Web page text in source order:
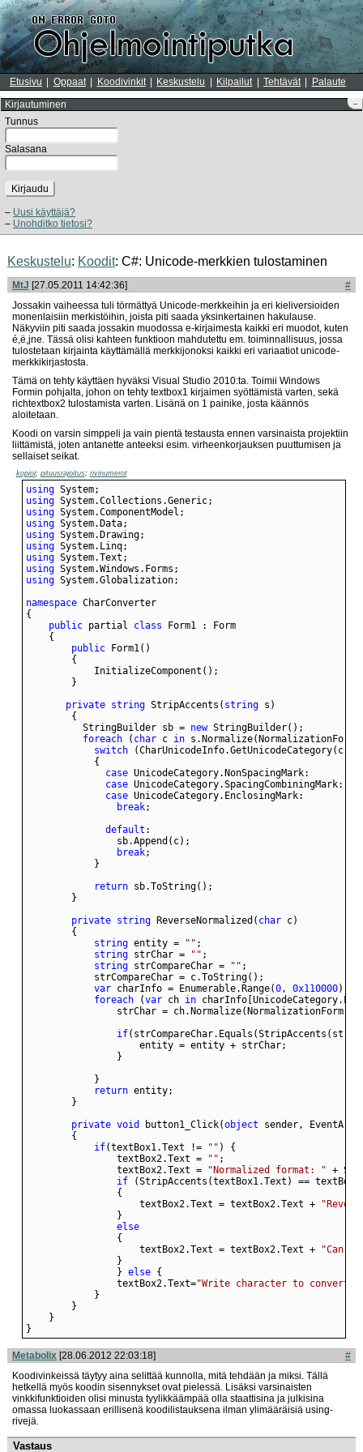
Etusivu Oppaat Koodivinkit Keskustelu Kilpailut Tehtävät Palaute
–
Kirjautuminen
Tunnus
Salasana
Kirjaudu
Uusi käyttäjä?
Unohditko tietosi?
Keskustelu: Koodit: C#: Unicode-merkkien tulostaminen
MtJ [27.05.2011 14:42:36]
#
Jossakin vaiheessa tuli törmättyä Unicode-merkkeihin ja eri kieliversioiden
monenlaisiin merkistöihin, joista piti saada yksinkertainen hakulause.
Näkyviin piti saada jossakin muodossa e-kirjaimesta kaikki eri muodot, kuten
é,ë,jne. Tässä olisi kahteen funktioon mahdutettu em. toiminnallisuus, jossa
tulostetaan kirjainta käyttämällä merkkijonoksi kaikki eri variaatiot unicode-
merkkikirjastosta.
Tämä on tehty käyttäen hyväksi Visual Studio 2010:ta. Toimii Windows
Formin pohjalta, johon on tehty textbox1 kirjaimen syöttämistä varten, sekä
richtextbox2 tulostamista varten. Lisänä on 1 painike, josta käännös
aloitetaan.
Koodi on varsin simppeli ja vain pientä testausta ennen varsinaista projektiin
liittämistä, joten antanette anteeksi esim. virheenkorjauksen puuttumisen ja
sellaiset seikat.
kopioi; pituusrajoitus ; rivinumerot
using
using
using
using
using
using
using
using
using
namespace
public partial class
public
private string StripAccents( string
          StringBuilder sb =
new
foreach ( char c in
switch
case
case
case
break
default
break
return
private string ReverseNormalized( char
string entity = ""
string strChar = ""
string strCompareChar = ""
var charInfo = Enumerable.Range(0, 0x110000
foreach (var ch in
if
return
private void button1_Click(object
if(textBox1.Text != ""
                textBox2.Text =
""
                textBox2.Text =
"Normalized format: " +
if
                    textBox2.Text = textBox2.Text +
else
                    textBox2.Text = textBox2.Text +
"Can't
                }
else
                textBox2.Text=
"Write character to convert."
}
Metabolix [28.06.2012 22:03:18]
#
Koodivinkeissä täytyy aina selittää kunnolla, mitä tehdään ja miksi. Tällä
hetkellä myös koodin sisennykset ovat pielessä. Lisäksi varsinaisten
vinkkifunktioiden olisi minusta tyylikkäämpää olla staattisina ja julkisina
omassa luokassaan erillisenä koodilistauksena ilman ylimääräisiä using-
rivejä.
Vastaus